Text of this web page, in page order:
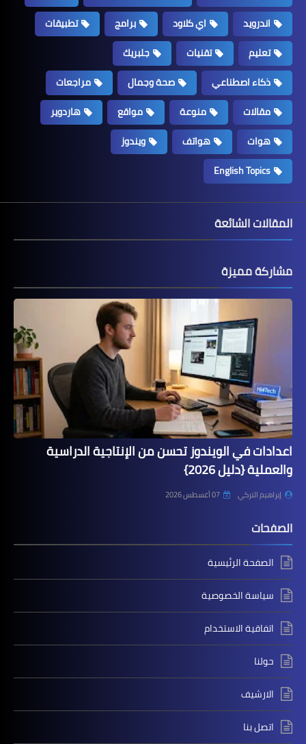
اندرويد
اي كلاود برامج
تطبيقات
تعليم
تقنيات
جلبريك
ذكاء اصطناعي
صحة وجمال
مراجعات
مقالات
منوعة مواقع
هاردوير
هوات
هواتف
ويندوز
English Topics
المقالات الشائعة
مشاركة مميزة
اعدادات في الويندوز تحسن من الإنتاجية الدراسية
والعملية {دليل 2026}
إبراهيم التركي 07 أغسطس 2026
الصفحات
الصفحة الرئيسية
سياسة الخصوصية
اتفاقية الاستخدام
حولنا
الارشيف
اتصل بنا